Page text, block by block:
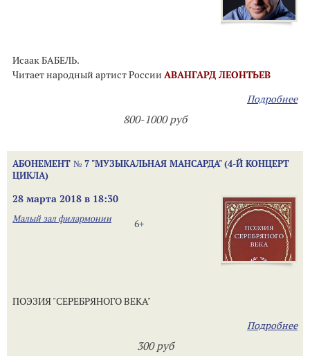
Исаак БАБЕЛЬ.
Читает народный артист России АВАНГАРД ЛЕОНТЬЕВ
Подробнее
800-1000 руб
АБОНЕМЕНТ № 7 "МУЗЫКАЛЬНАЯ МАНСАРДА" (4-Й КОНЦЕРТ
ЦИКЛА)
28 марта 2018 в 18:30
6+
Малый зал филармонии
ПОЭЗИЯ "СЕРЕБРЯНОГО ВЕКА"
Подробнее
300 руб